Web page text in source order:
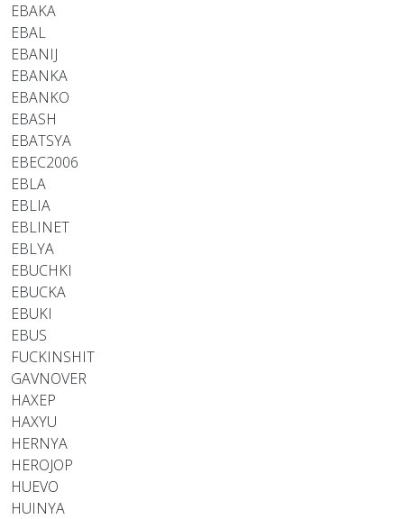
EBAKA
EBAL
EBANIJ
EBANKA
EBANKO
EBASH
EBATSYA
EBEC2006
EBLA
EBLIA
EBLINET
EBLYA
EBUCHKI
EBUCKA
EBUKI
EBUS
FUCKINSHIT
GAVNOVER
HAXEP
HAXYU
HERNYA
HEROJOP
HUEVO
HUINYA